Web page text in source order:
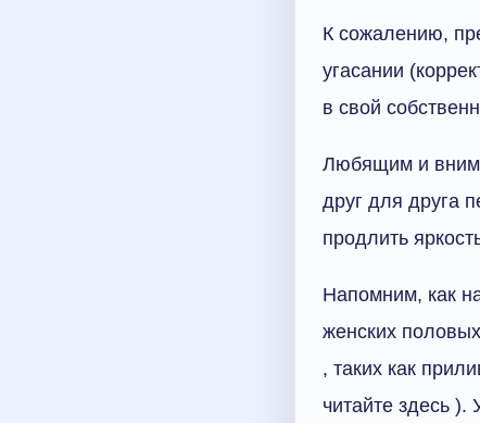
К сожалению,
угасании
в свой
Любящим и
друг для друга
продлить
Напомним, как
женских
, таких как
читайте здесь